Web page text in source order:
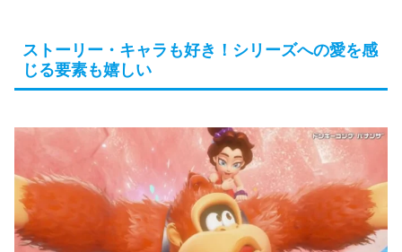
ストーリー・キャラも好き！シリーズへの愛を感
じる要素も嬉しい